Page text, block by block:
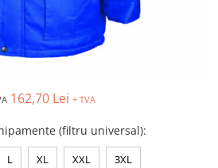
VIS)
VIS)
(HI-
162,70 Lei + TVA
(filtru universal):
L XL XXL 3XL